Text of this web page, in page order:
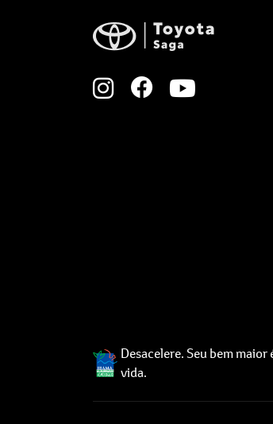
Desacelere. Seu bem maior
vida.